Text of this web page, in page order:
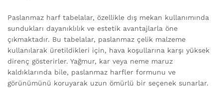
Paslanmaz harf tabelalar, özellikle dış mekan kullanımında
sundukları dayanıklılık ve estetik avantajlarla öne
çıkmaktadır. Bu tabelalar, paslanmaz çelik malzeme
kullanılarak üretildikleri için, hava koşullarına karşı yüksek
direnç gösterirler. Yağmur, kar veya neme maruz
kaldıklarında bile, paslanmaz harfler formunu ve
görünümünü koruyarak uzun ömürlü bir seçenek sunarlar.